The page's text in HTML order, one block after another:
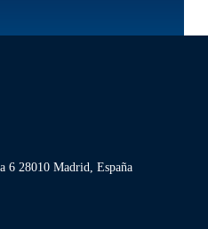
6 28010 Madrid, España